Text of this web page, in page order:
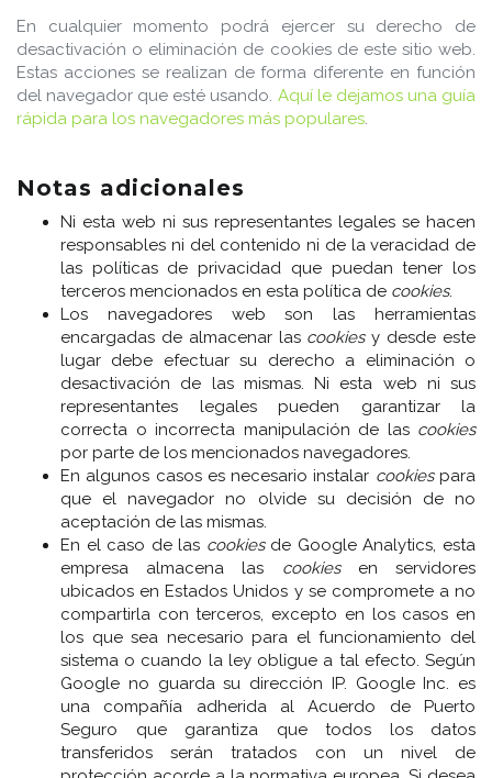
En cualquier momento podrá ejercer su derecho de
desactivación o eliminación de cookies de este sitio web.
Estas acciones se realizan de forma diferente en función
del navegador que esté usando. Aquí le dejamos una guía
rápida para los navegadores más populares.
Notas adicionales
Ni esta web ni sus representantes legales se hacen
responsables ni del contenido ni de la veracidad de
las políticas de privacidad que puedan tener los
terceros mencionados en esta política de cookies.
Los navegadores web son las herramientas
encargadas de almacenar las cookiesy desde este
lugar debe efectuar su derecho a eliminación o
desactivación de las mismas. Ni esta web ni sus
representantes legales pueden garantizar la
correcta o incorrecta manipulación de las cookies
por parte de los mencionados navegadores.
En algunos casos es necesario instalar cookiespara
que el navegador no olvide su decisión de no
aceptación de las mismas.
En el caso de las cookiesde Google Analytics, esta
empresa almacena las cookiesen servidores
ubicados en Estados Unidos y se compromete a no
compartirla con terceros, excepto en los casos en
los que sea necesario para el funcionamiento del
sistema o cuando la ley obligue a tal efecto. Según
Google no guarda su dirección IP. Google Inc. es
una compañía adherida al Acuerdo de Puerto
Seguro que garantiza que todos los datos
transferidos serán tratados con un nivel de